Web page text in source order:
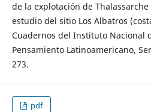
de la explotación de
estudio del sitio Los Albatros
Cuadernos del Instituto Nacional
Pensamiento Latinoamericano,
273.
pdf